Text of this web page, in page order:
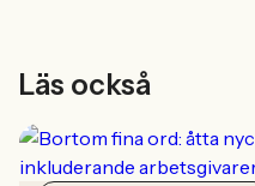
Läs också